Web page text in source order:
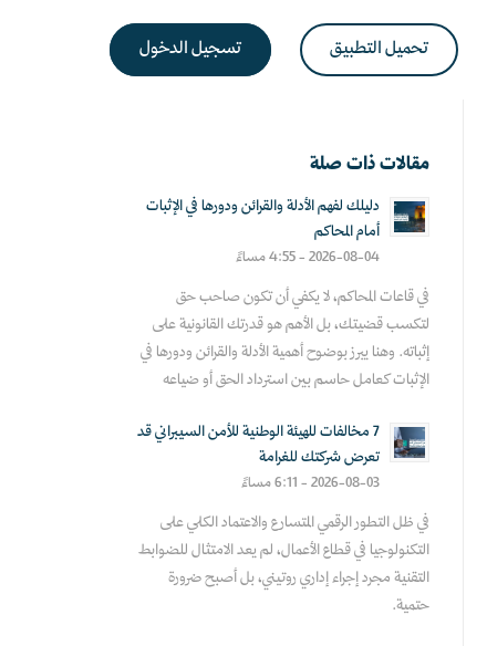
تحميل التطبيق تسجيل الدخول
مقالات ذات صلة
دليلك لفهم الأدلة والقرائن ودورها في الإثبات
أمام المحاكم
2026-08-04 - 4:55 مساءً
في قاعات المحاكم، لا يكفي أن تكون صاحب حق
لتكسب قضيتك، بل الأهم هو قدرتك القانونية على
إثباته. وهنا يبرز بوضوح أهمية الأدلة والقرائن ودورها في
الإثبات كعامل حاسم بين استرداد الحق أو ضياعه
7 مخالفات للهيئة الوطنية للأمن السيبراني قد
تعرض شركتك للغرامة
2026-08-03 - 6:11 مساءً
في ظل التطور الرقمي المتسارع والاعتماد الكلي على
التكنولوجيا في قطاع الأعمال، لم يعد الامتثال للضوابط
التقنية مجرد إجراء إداري روتيني، بل أصبح ضرورة
حتمية.